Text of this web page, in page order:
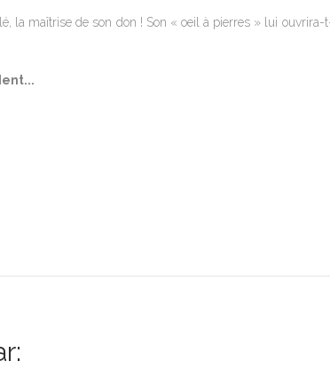
la maîtrise de son don ! Son « oeil à pierres » lui